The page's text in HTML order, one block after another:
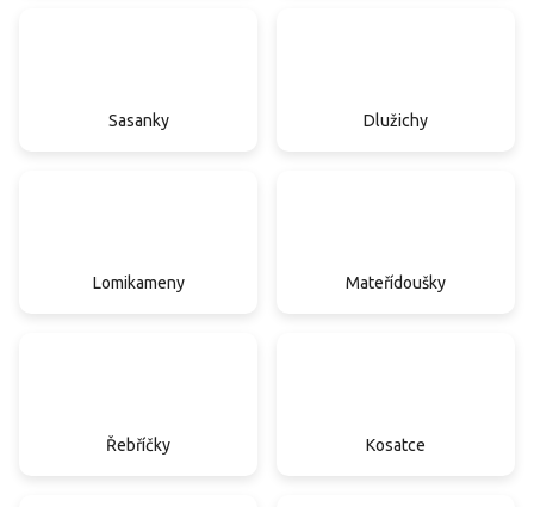
Sasanky Dlužichy
Lomikameny Mateřídoušky
Řebříčky Kosatce